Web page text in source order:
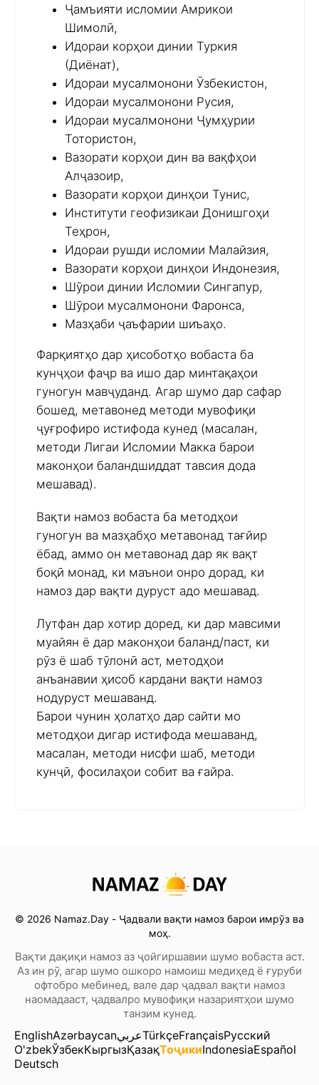
Ҷамъияти исломии Амрикои
Шимолӣ,
Идораи корҳои динии Туркия
(Диёнат),
Идораи мусалмонони Ӯзбекистон,
Идораи мусалмонони Русия,
Идораи мусалмонони Ҷумҳурии
Тотористон,
Вазорати корҳои дин ва вақфҳои
Алҷазоир,
Вазорати корҳои динҳои Тунис,
Институти геофизикаи Донишгоҳи
Теҳрон,
Идораи рушди исломии Малайзия,
Вазорати корҳои динҳои Индонезия,
Шӯрои динии Исломии Сингапур,
Шӯрои мусалмонони Фаронса,
Мазҳаби ҷаъфарии шиъаҳо.
Фарқиятҳо дар ҳисоботҳо вобаста ба
кунҷҳои фаҷр ва ишо дар минтақаҳои
гуногун мавҷуданд. Агар шумо дар сафар
бошед, метавонед методи мувофиқи
ҷуғрофиро истифода кунед (масалан,
методи Лигаи Исломии Макка барои
маконҳои баландшиддат тавсия дода
мешавад).
Вақти намоз вобаста ба методҳои
гуногун ва мазҳабҳо метавонад тағйир
ёбад, аммо он метавонад дар як вақт
боқӣ монад, ки маънои онро дорад, ки
намоз дар вақти дуруст адо мешавад.
Лутфан дар хотир доред, ки дар мавсими
муайян ё дар маконҳои баланд/паст, ки
рӯз ё шаб тӯлонӣ аст, методҳои
анъанавии ҳисоб кардани вақти намоз
нодуруст мешаванд.
Барои чунин ҳолатҳо дар сайти мо
методҳои дигар истифода мешаванд,
масалан, методи нисфи шаб, методи
кунҷӣ, фосилаҳои собит ва ғайра.
© 2026 Namaz.Day - Ҷадвали вақти намоз барои имрӯз ва
моҳ.
Вақти дақиқи намоз аз ҷойгиршавии шумо вобаста аст.
Аз ин рӯ, агар шумо ошкоро намоиш медиҳед ё ғуруби
офтобро мебинед, вале дар ҷадвал вақти намоз
наомадааст, ҷадвалро мувофиқи назариятҳои шумо
танзим кунед.
EnglishAzərbaycanعربيTürkçeFrançaisРусский
O'zbekЎзбекКыргызҚазақТоҷикиIndonesiaEspañol
Deutsch